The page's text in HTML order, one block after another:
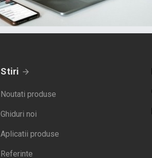
Stiri
Noutati produse
Ghiduri noi
Aplicatii produse
Referinte